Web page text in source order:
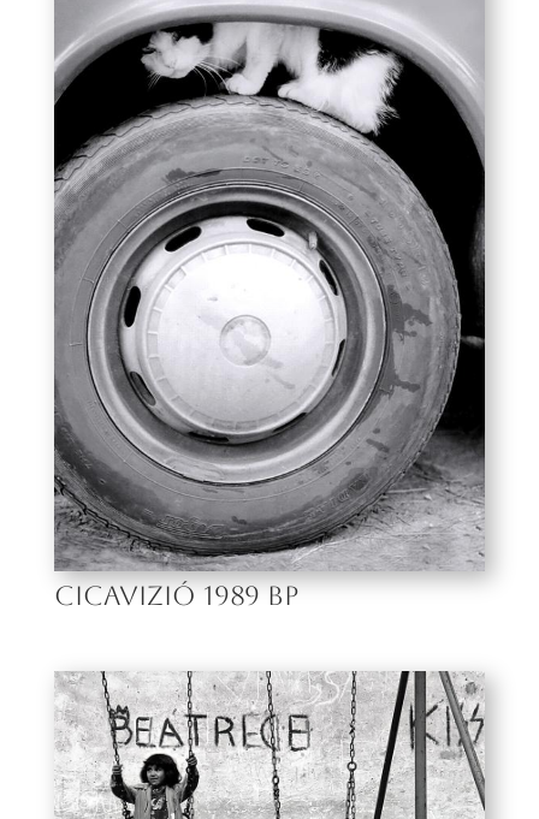
CICAVIZIÓ 1989 BP